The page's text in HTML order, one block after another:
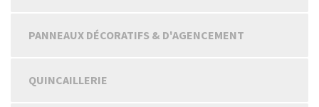
PANNEAUX DÉCORATIFS & D'AGENCEMENT
QUINCAILLERIE